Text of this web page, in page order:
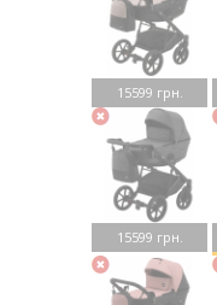
15599 грн.
15599 грн.